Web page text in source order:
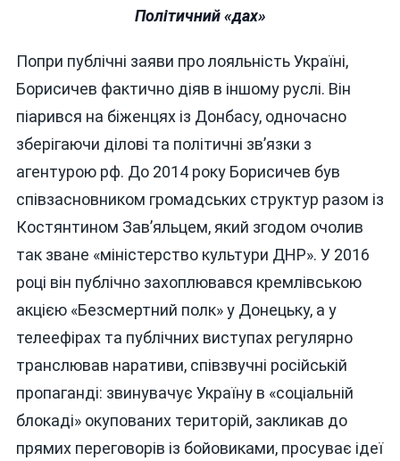
Політичний «дах»
Попри публічні заяви про лояльність Україні,
Борисичев фактично діяв в іншому руслі. Він
піарився на біженцях із Донбасу, одночасно
зберігаючи ділові та політичні зв’язки з
агентурою рф. До 2014 року Борисичев був
співзасновником громадських структур разом із
Костянтином Зав’яльцем, який згодом очолив
так зване «міністерство культури ДНР». У 2016
році він публічно захоплювався кремлівською
акцією «Безсмертний полк» у Донецьку, а у
телеефірах та публічних виступах регулярно
транслював наративи, співзвучні російській
пропаганді: звинувачує Україну в «соціальній
блокаді» окупованих територій, закликав до
прямих переговорів із бойовиками, просуває ідеї